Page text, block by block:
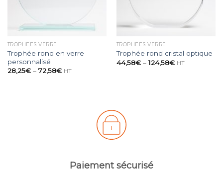
TROPHÉES VERRE
Trophée rond en verre
personnalisé
28,25€– 72,58€ HT
TROPHÉES VERRE
Trophée rond cristal optique
44,58€–124,58€ HT
Paiement sécurisé